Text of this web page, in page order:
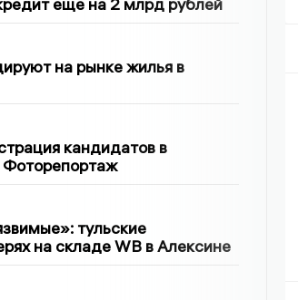
еще на 2 млрд рублей
на рынке жилья в
кандидатов в
Фоторепортаж
тульские
на складе WB в Алексине